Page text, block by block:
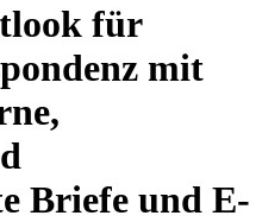
für
mit
Briefe und E-